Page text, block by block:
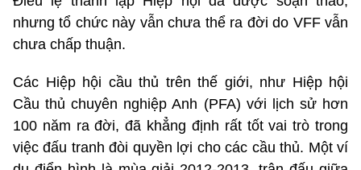
nhưng tổ chức này vẫn chưa thể ra đời do VFF vẫn
chưa chấp thuận.
Các Hiệp hội cầu thủ trên thế giới, như Hiệp hội
Cầu thủ chuyên nghiệp Anh (PFA) với lịch sử hơn
100 năm ra đời, đã khẳng định rất tốt vai trò trong
việc đấu tranh đòi quyền lợi cho các cầu thủ. Một ví